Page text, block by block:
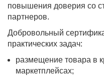
повышения доверия со
партнеров.
Добровольный
практических задач:
размещение товара в
маркетплейсах;